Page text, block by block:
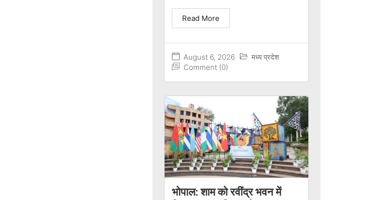
August 6, 2026
मध्य प्रदेश
Comment (0)
Read More
भोपाल: शाम को रवींद्र भवन में